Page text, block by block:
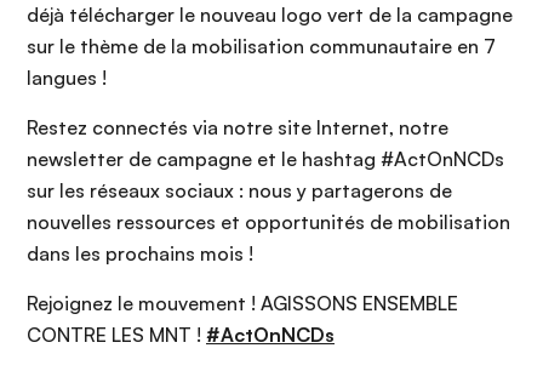
déjà télécharger le nouveau logo vert de la campagne
sur le thème de la mobilisation communautaire en 7
langues !
Restez connectés via notre site Internet, notre
newsletter de campagne et le hashtag #ActOnNCDs
sur les réseaux sociaux : nous y partagerons de
nouvelles ressources et opportunités de mobilisation
dans les prochains mois !
Rejoignez le mouvement ! AGISSONS ENSEMBLE
CONTRE LES MNT ! #ActOnNCDs